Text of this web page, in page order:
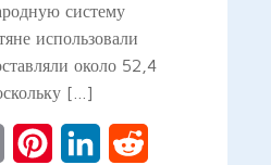
систему
использовали
около 52,4
[…]
Email PinterestLinkedIn